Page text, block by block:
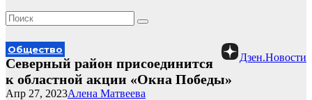
Дзен.Новости
Общество
Северный район присоединится
к областной акции «Окна Победы»
Алена Матвеева
Апр 27, 2023